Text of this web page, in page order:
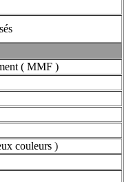
( MMF )
couleurs )